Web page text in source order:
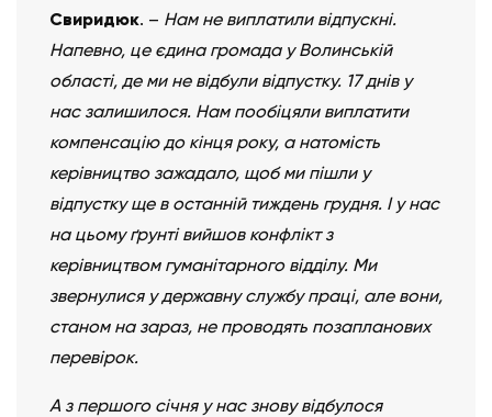
Свиридюк. – Нам не виплатили відпускні.
Напевно, це єдина громада у Волинській
області, де ми не відбули відпустку. 17 днів у
нас залишилося. Нам пообіцяли виплатити
компенсацію до кінця року, а натомість
керівництво зажадало, щоб ми пішли у
відпустку ще в останній тиждень грудня. І у нас
на цьому ґрунті вийшов конфлікт з
керівництвом гуманітарного відділу. Ми
звернулися у державну службу праці, але вони,
станом на зараз, не проводять позапланових
перевірок.
А з першого січня у нас знову відбулося